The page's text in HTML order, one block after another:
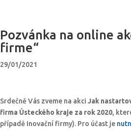
Pozvánka na online
firme“
29/01/2021
Srdečně Vás zveme na akci Jak
firma Ústeckého kraje za rok 2020,
případě Inovační firmy). Pro účast je